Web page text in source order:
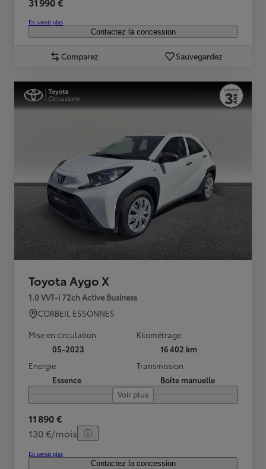
En savoir plus
Contactez la concession
Comparez Sauvegardez
Toyota Aygo X
1.0 VVT-i 72ch Active Business
CORBEIL ESSONNES
Mise en circulation
05-2023
Kilométrage
16 402 km
Energie
Essence
Transmission
Boîte manuelle
Voir plus
11 890 €
130 €/mois
En savoir plus
Contactez la concession